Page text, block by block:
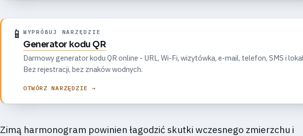
📱 WYPRÓBUJ NARZĘDZIE
Generator kodu QR
Darmowy generator kodu QR online - URL, Wi-Fi, wizytówka, e-mail, telefon, SMS i
Bez rejestracji, bez znaków wodnych.
OTWÓRZ NARZĘDZIE →
Zimą harmonogram powinien łagodzić skutki wczesnego zmierzchu i